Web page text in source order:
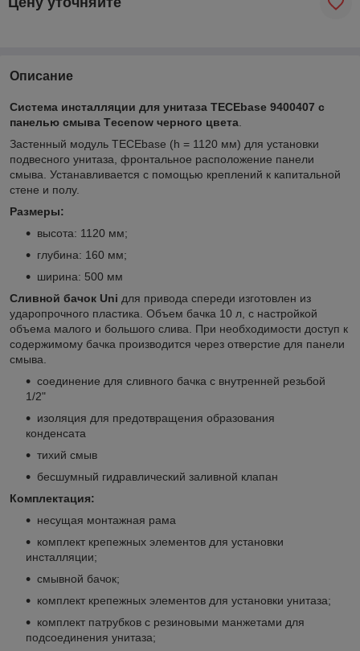
Описание
Система инсталляции для унитаза TECEbase 9400407 с
панелью смыва Tесеnow черного цвета
Застенный модуль TECEbase (h = 1120 мм) для установки
подвесного унитаза, фронтальное расположение панели
смыва. Устанавливается с помощью креплений к капитальной
стене и полу.
Размеры:
высота: 1120 мм;
глубина: 160 мм;
ширина: 500 мм
Сливной бачок Uni для привода спереди изготовлен из
ударопрочного пластика. Объем бачка 10 л, с настройкой
объема малого и большого слива. При необходимости доступ к
содержимому бачка производится через отверстие для панели
смыва.
соединение для сливного бачка с внутренней резьбой
1/2"
изоляция для предотвращения образования
конденсата
тихий смыв
бесшумный гидравлический заливной клапан
Комплектация:
несущая монтажная рама
комплект крепежных элементов для установки
инсталляции;
смывной бачок;
комплект крепежных элементов для установки унитаза;
комплект патрубков с резиновыми манжетами для
подсоединения унитаза;